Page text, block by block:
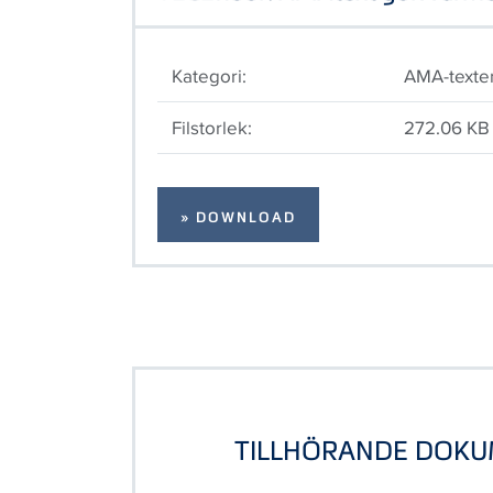
Kategori:
AMA-
Filstorlek:
272.06 KB
» DOWNLOAD
TILLHÖRANDE